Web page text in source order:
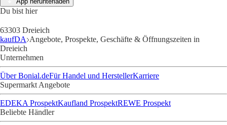
Du bist hier
63303 Dreieich
kaufDA Angebote, Prospekte, Geschäfte & Öffnungszeiten in
Dreieich
Unternehmen
Über Bonial.deFür Handel und HerstellerKarriere
Supermarkt Angebote
EDEKA ProspektKaufland ProspektREWE Prospekt
Beliebte Händler